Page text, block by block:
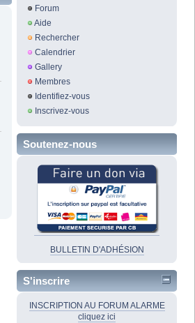
Forum
Aide
Rechercher
Calendrier
Gallery
Membres
Identifiez-vous
Inscrivez-vous
Soutenez-nous
BULLETIN D'ADHÉSION
S'inscrire
INSCRIPTION AU FORUM ALARME
cliquez ici